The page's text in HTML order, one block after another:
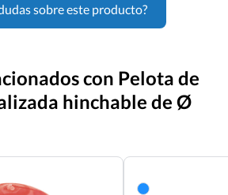
sobre este producto?
con Pelota de
hinchable de Ø